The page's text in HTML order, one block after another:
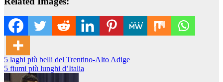
Navigazione
articoli
5 laghi più belli del Trentino-Alto Adige
5 fiumi più lunghi d’Italia